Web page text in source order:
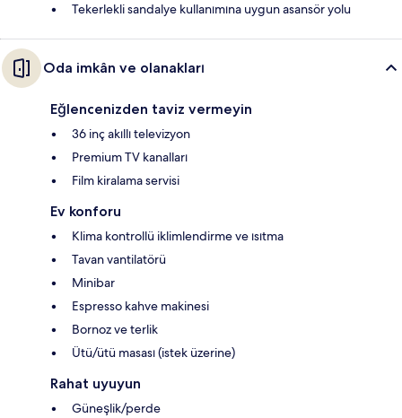
Tekerlekli sandalye kullanımına uygun asansör yolu
Oda imkân ve olanakları
Eğlencenizden taviz vermeyin
36 inç akıllı televizyon
Premium TV kanalları
Film kiralama servisi
Ev konforu
Klima kontrollü iklimlendirme ve ısıtma
Tavan vantilatörü
Minibar
Espresso kahve makinesi
Bornoz ve terlik
Ütü/ütü masası (istek üzerine)
Rahat uyuyun
Güneşlik/perde